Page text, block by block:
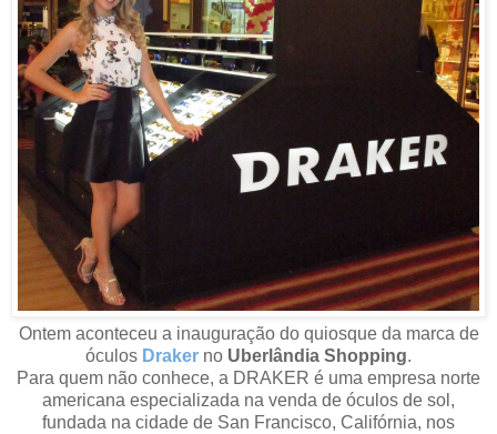
Ontem aconteceu a inauguração do quiosque da marca de
óculos Draker no Uberlândia Shopping.
Para quem não conhece, a DRAKER é uma empresa norte
americana especializada na venda de óculos de sol,
fundada na cidade de San Francisco, Califórnia, nos